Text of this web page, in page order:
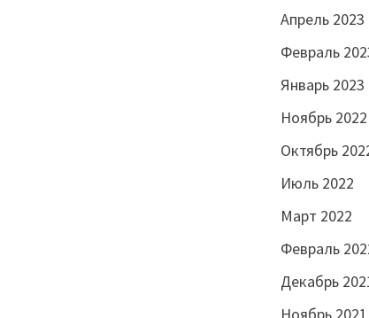
Апрель 2023
Февраль
Январь 2023
Ноябрь 2022
Октябрь
Июль 2022
Март 2022
Февраль
Декабрь